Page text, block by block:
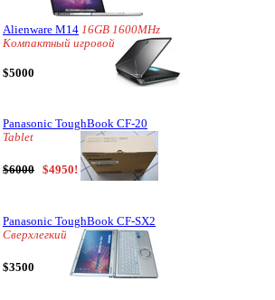
Alienware M14 16GB 1600MHz
Компактный игровой
$5000
Panasonic ToughBook CF-20
Tablet
$6000 $4950!
Panasonic ToughBook CF-SX2
Сверхлегкий
$3500